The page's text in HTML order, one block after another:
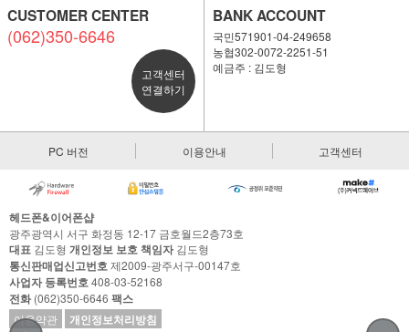
CUSTOMER CENTER
(062)350-6646
고객센터
연결하기
BANK ACCOUNT
국민571901-04-249658
농협302-0072-2251-51
예금주 : 김도형
PC 버전 이용안내 고객센터
헤드폰&이어폰샵
광주광역시 서구 화정동 12-17 금호월드2층73호
대표 김도형 개인정보 보호 책임자김도형
통신판매업신고번호제2009-광주서구-00147호
사업자 등록번호408-03-52168
전화(062)350-6646 팩스
이용약관 개인정보처리방침